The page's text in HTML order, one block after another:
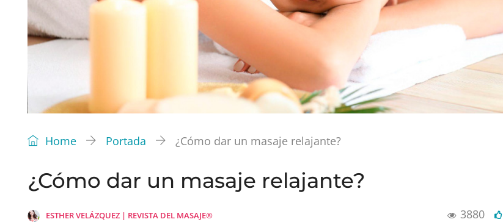
Home Portada ¿Cómo dar un masaje relajante?
¿Cómo dar un masaje relajante?
ESTHER VELÁZQUEZ | REVISTA DEL MASAJE® 3880